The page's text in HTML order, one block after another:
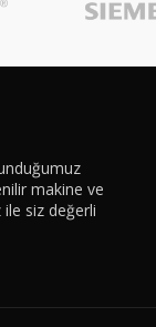
makine ve
siz değerli